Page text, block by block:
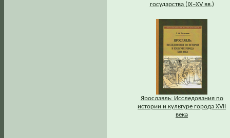
государства (IX–XV вв.)
Ярославль: Исследования по
истории и культуре города XVII
века